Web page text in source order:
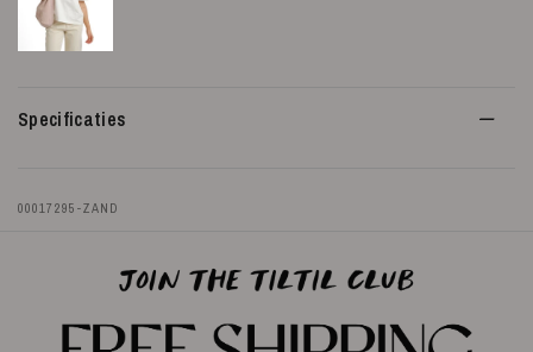
Specificaties
00017295-ZAND